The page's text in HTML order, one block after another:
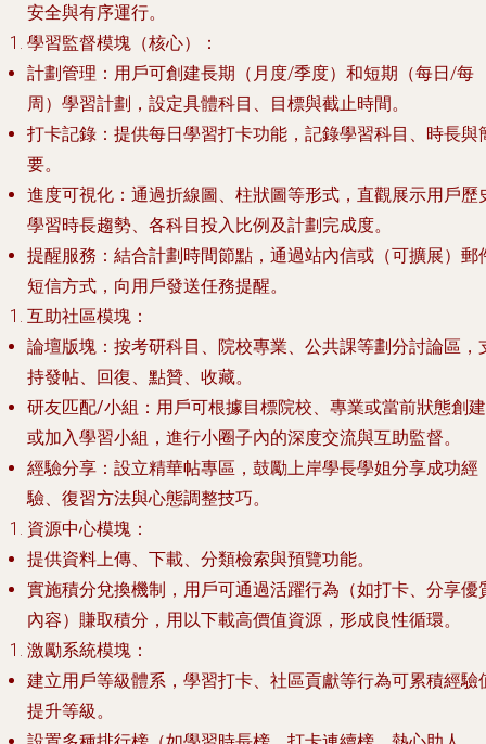
安全與有序運行。
學習監督模塊（核心）
：
計劃管理 ：用戶可創建長期（月度/季度）和短期（每日/每
周）學習計劃，設定具體科目、目標與截止時間。
打卡記錄 ：提供每日學習打卡功能，記錄學習科目、時長與
要。
進度可視化 ：通過折線圖、柱狀圖等形式，直觀展示用戶歷
學習時長趨勢、各科目投入比例及計劃完成度。
提醒服務 ：結合計劃時間節點，通過站內信或（可擴展）郵
短信方式，向用戶發送任務提醒。
互助社區模塊 ：
論壇版塊 ：按考研科目、院校專業、公共課等劃分討論區，
持發帖、回復、點贊、收藏。
研友匹配/小組 ：用戶可根據目標院校、專業或當前狀態創建
或加入學習小組，進行小圈子內的深度交流與互助監督。
經驗分享 ：設立精華帖專區，鼓勵上岸學長學姐分享成功經
驗、復習方法與心態調整技巧。
資源中心模塊 ：
提供資料上傳、下載、分類檢索與預覽功能。
實施積分兌換機制，用戶可通過活躍行為（如打卡、分享優
內容）賺取積分，用以下載高價值資源，形成良性循環。
激勵系統模塊 ：
建立用戶等級體系，學習打卡、社區貢獻等行為可累積經驗
提升等級。